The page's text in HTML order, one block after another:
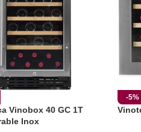
Vinobox 40 GC 1T
Inox
-5%